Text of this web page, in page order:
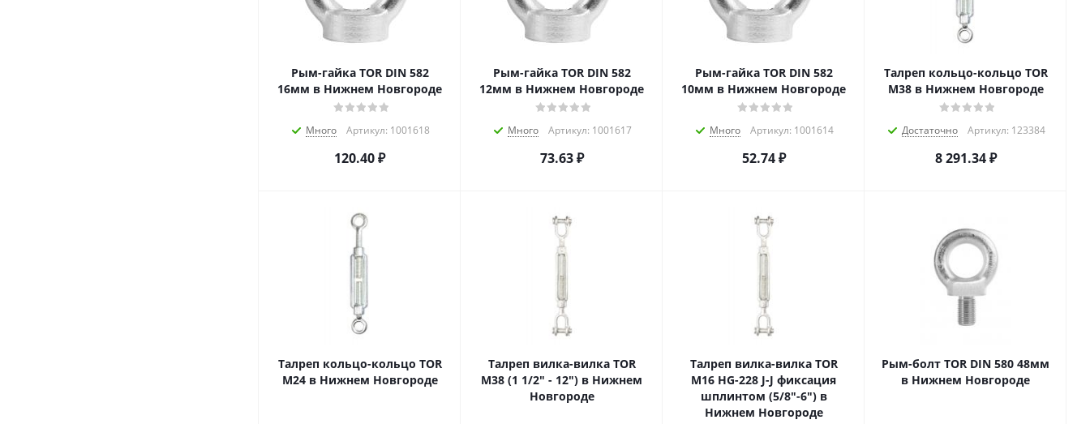
Рым-гайка TOR DIN 582
16мм в Нижнем Новгороде
Много Артикул: 1001618
120.40₽
Рым-гайка TOR DIN 582
12мм в Нижнем Новгороде
Много Артикул: 1001617
73.63₽
Рым-гайка TOR DIN 582
10мм в Нижнем Новгороде
Много Артикул: 1001614
52.74₽
Талреп кольцо-кольцо TOR
М38 в Нижнем Новгороде
Достаточно Артикул: 123384
8 291.34₽
Талреп кольцо-кольцо TOR
М24 в Нижнем Новгороде
Талреп вилка-вилка TOR
М38 (1 1/2" - 12") в Нижнем
Новгороде
Талреп вилка-вилка TOR
М16 HG-228 J-J фиксация
шплинтом (5/8"-6") в
Нижнем Новгороде
Рым-болт TOR DIN 580 48мм
в Нижнем Новгороде